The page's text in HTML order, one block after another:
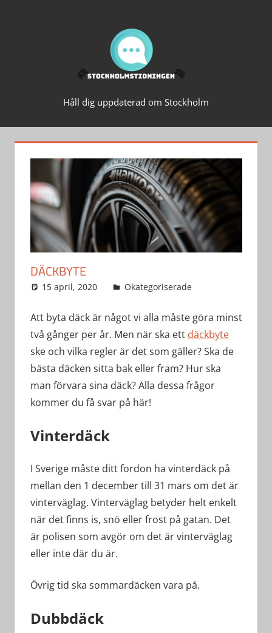
Håll dig uppdaterad om Stockholm
DÄCKBYTE
15 april, 2020 Joan
Okategoriserade
Att byta däck är något vi alla måste göra minst
två gånger per år. Men när ska ett däckbyte
ske och vilka regler är det som gäller? Ska de
bästa däcken sitta bak eller fram? Hur ska
man förvara sina däck? Alla dessa frågor
kommer du få svar på här!
Vinterdäck
I Sverige måste ditt fordon ha vinterdäck på
mellan den 1 december till 31 mars om det är
vinterväglag. Vinterväglag betyder helt enkelt
när det finns is, snö eller frost på gatan. Det
är polisen som avgör om det är vinterväglag
eller inte där du är.
Övrig tid ska sommardäcken vara på.
Dubbdäck